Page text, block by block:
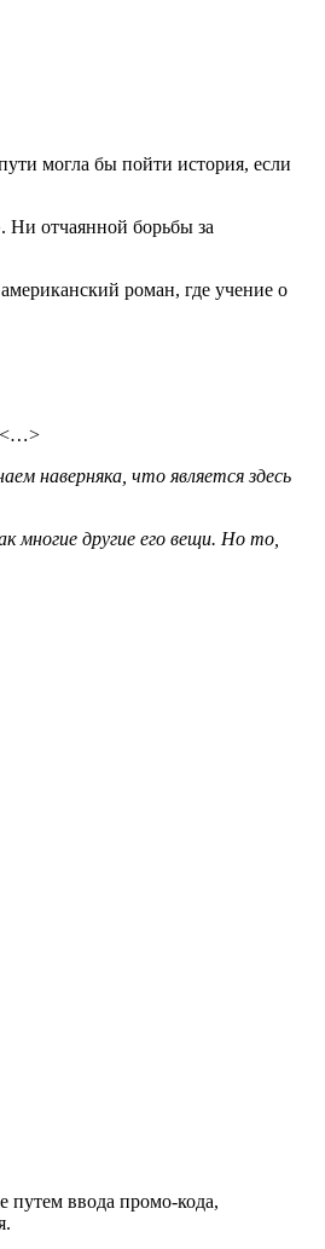
могла бы пойти история, если
Ни отчаянной борьбы за
роман, где учение о
наверняка, что является здесь
многие другие его вещи. Но то,
путем ввода промо-кода,